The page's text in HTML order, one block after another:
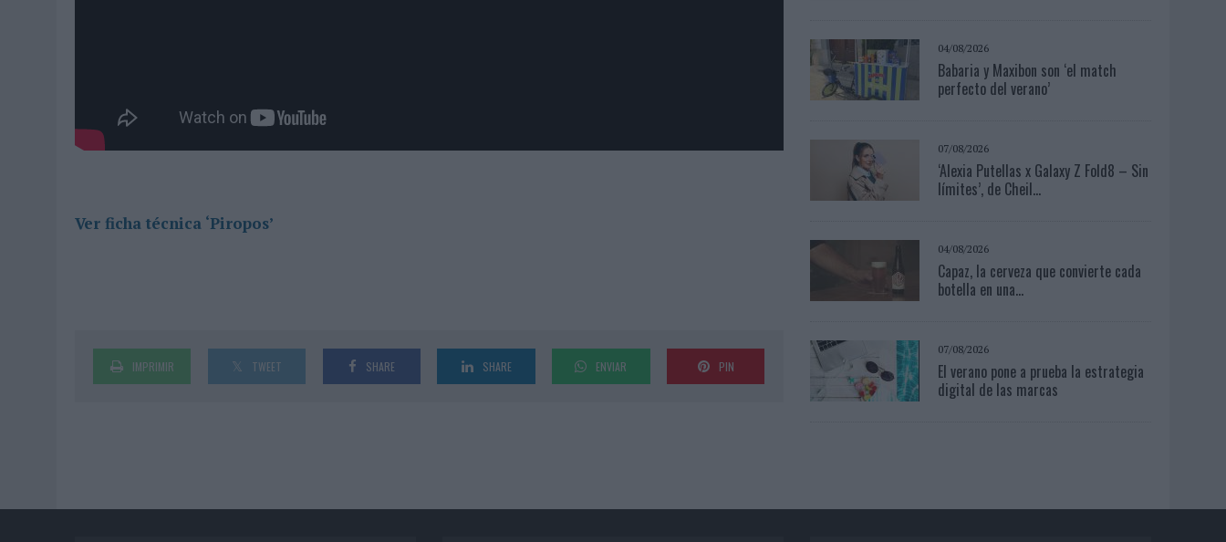
Ver ficha técnica ‘Piropos’
IMPRIMIR TWEET SHARE SHARE ENVIAR PIN
04/08/2026
Babaria y Maxibon son ‘el match
perfecto del verano’
07/08/2026
‘Alexia Putellas x Galaxy Z Fold8 – Sin
límites’, de Cheil...
04/08/2026
Capaz, la cerveza que convierte cada
botella en una...
07/08/2026
El verano pone a prueba la estrategia
digital de las marcas